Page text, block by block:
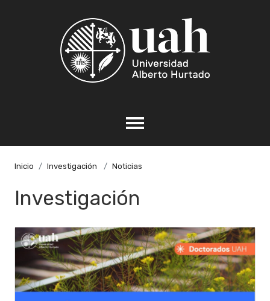
Inicio Investigación Noticias
Investigación